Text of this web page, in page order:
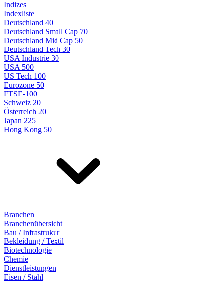
Indizes
Indexliste
Deutschland 40
Deutschland Small Cap 70
Deutschland Mid Cap 50
Deutschland Tech 30
USA Industrie 30
USA 500
US Tech 100
Eurozone 50
FTSE-100
Schweiz 20
Österreich 20
Japan 225
Hong Kong 50
Branchen
Branchenübersicht
Bau / Infrastrukur
Bekleidung / Textil
Biotechnologie
Chemie
Dienstleistungen
Eisen / Stahl